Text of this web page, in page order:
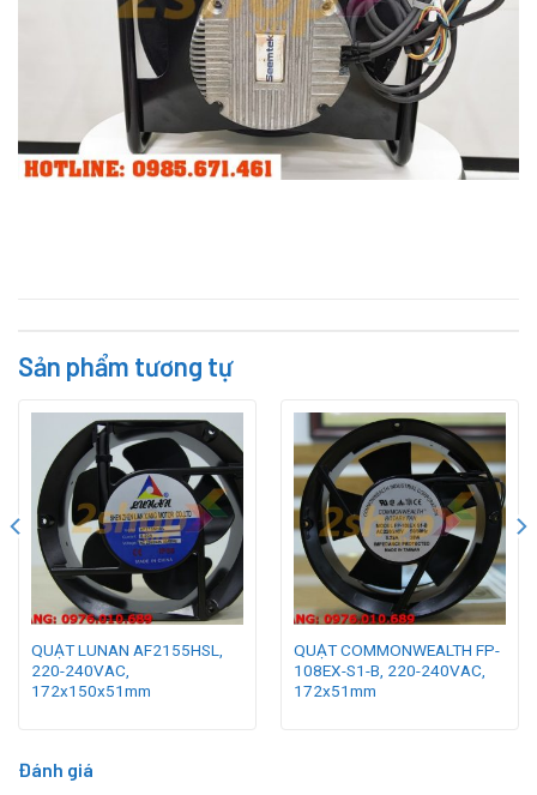
Sản phẩm tương tự
QUẠT LUNAN AF2155HSL,
220-240VAC,
172x150x51mm
QUẠT COMMONWEALTH FP-
108EX-S1-B, 220-240VAC,
172x51mm
Đánh giá